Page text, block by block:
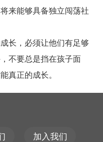
来能够具备独立闯荡社
，必须让他们有足够
不要总是挡在孩子面
真正的成长。
加入我们